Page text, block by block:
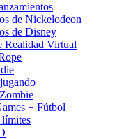
de Nickelodeon
de Disney
Realidad Virtual
+ Fútbol